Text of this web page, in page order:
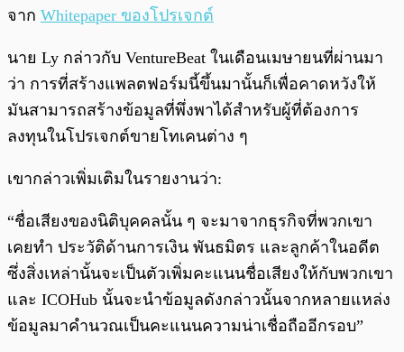
จาก Whitepaper ของโปรเจกต์
นาย Ly กล่าวกับ VentureBeat ในเดือนเมษายนที่ผ่านมา
ว่า การที่สร้างแพลตฟอร์มนี้ขึ้นมานั้นก็เพื่อคาดหวังให้
มันสามารถสร้างข้อมูลที่พึ่งพาได้สำหรับผู้ที่ต้องการ
ลงทุนในโปรเจกต์ขายโทเคนต่าง ๆ
เขากล่าวเพิ่มเติมในรายงานว่า:
“ชื่อเสียงของนิติบุคคลนั้น ๆ จะมาจากธุรกิจที่พวกเขา
เคยทำ ประวัติด้านการเงิน พันธมิตร และลูกค้าในอดีต
ซึ่งสิ่งเหล่านั้นจะเป็นตัวเพิ่มคะแนนชื่อเสียงให้กับพวกเขา
และ ICOHub นั้นจะนำข้อมูลดังกล่าวนั้นจากหลายแหล่ง
ข้อมูลมาคำนวณเป็นคะแนนความน่าเชื่อถืออีกรอบ”